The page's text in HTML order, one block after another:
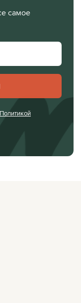
самое
Политикой